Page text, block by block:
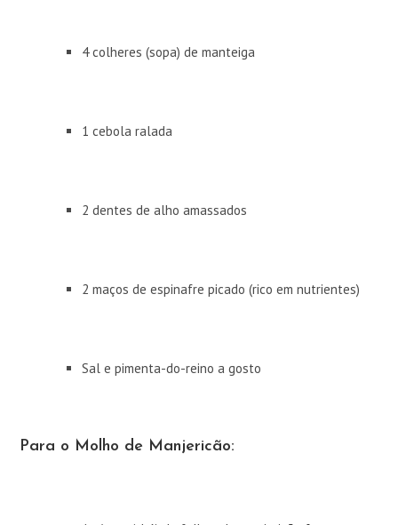
4 colheres (sopa) de manteiga
1 cebola ralada
2 dentes de alho amassados
2 maços de espinafre picado (rico em nutrientes)
Sal e pimenta-do-reino a gosto
Para o Molho de Manjericão: